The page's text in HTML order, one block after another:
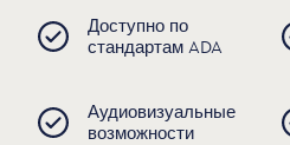
Доступно по
стандартам ADA
Аудиовизуальные
возможности